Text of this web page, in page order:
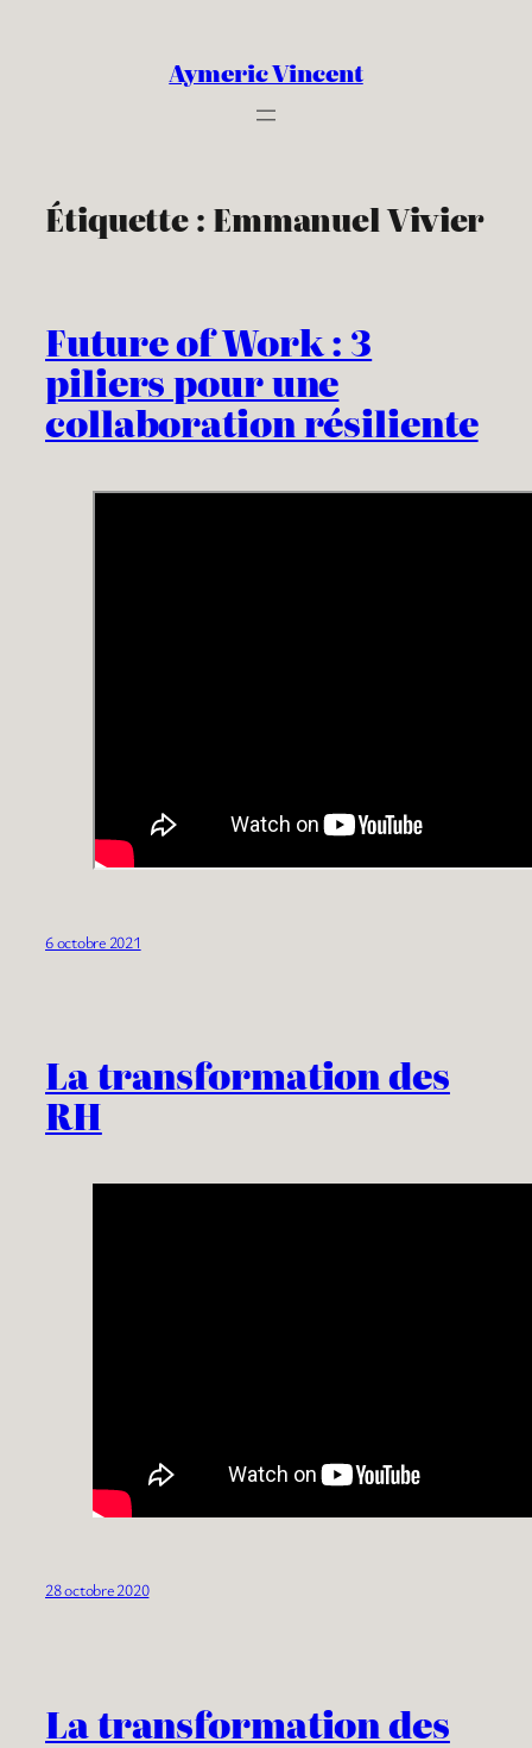
Aymeric Vincent
Étiquette : Emmanuel Vivier
Future of Work : 3
piliers pour une
collaboration résiliente
6 octobre 2021
La transformation des
RH
28 octobre 2020
La transformation des